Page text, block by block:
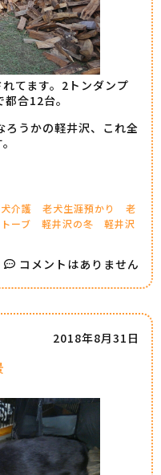
てます。2トンダンプ
合12台。
うかの軽井沢、これ全
介護 老犬生涯預かり
老
ーブ 軽井沢の冬
軽井沢
コメントはありません
2018年8月31日